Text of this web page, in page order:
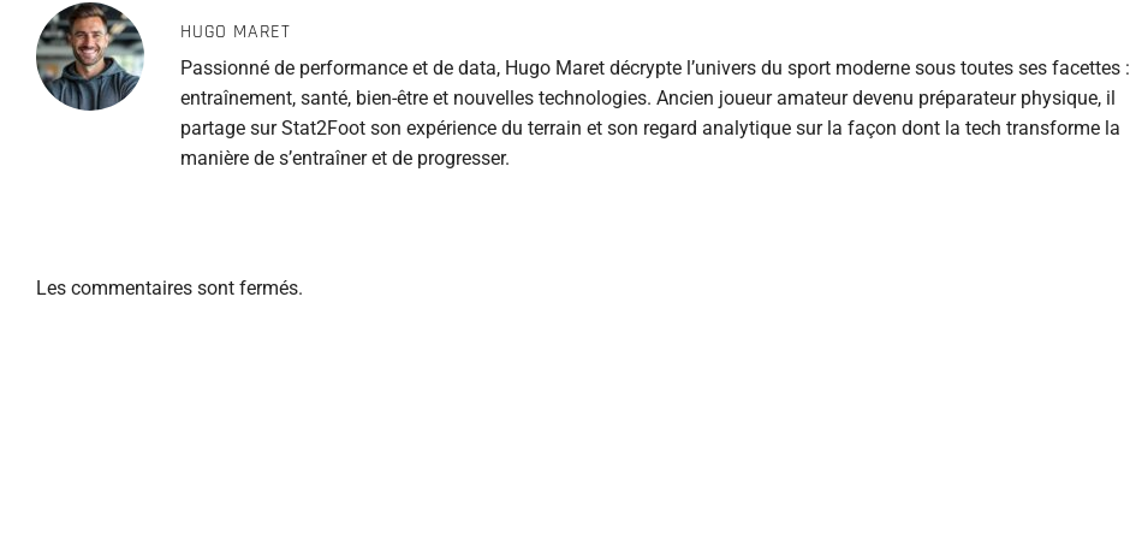
HUGO MARET
Passionné de performance et de data, Hugo Maret décrypte l’univers du sport moderne sous toutes ses facettes :
entraînement, santé, bien-être et nouvelles technologies. Ancien joueur amateur devenu préparateur physique, il
partage sur Stat2Foot son expérience du terrain et son regard analytique sur la façon dont la tech transforme la
manière de s’entraîner et de progresser.
Les commentaires sont fermés.